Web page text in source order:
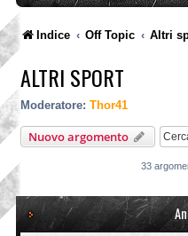
Indice Off Topic Altri
ALTRI SPORT
Moderatore: Thor41
Nuovo argomento
33